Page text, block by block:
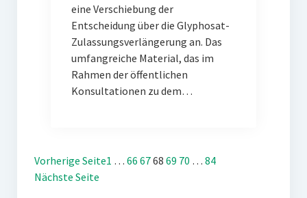
eine Verschiebung der
Entscheidung über die Glyphosat-
Zulassungsverlängerung an. Das
umfangreiche Material, das im
Rahmen der öffentlichen
Konsultationen zu dem…
Vorherige Seite1 … 66 6768 69 70 … 84
Nächste Seite